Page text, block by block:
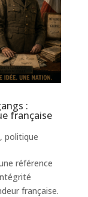
:
française
, politique
référence
française.